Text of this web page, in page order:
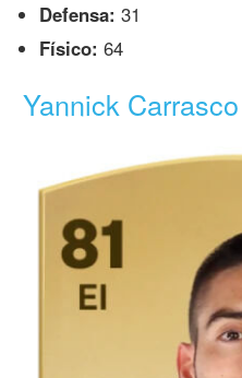
Defensa: 31
Físico: 64
Yannick Carrasco